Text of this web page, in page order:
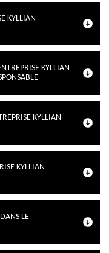
KYLLIAN
KYLLIAN
KYLLIAN
KYLLIAN
LE